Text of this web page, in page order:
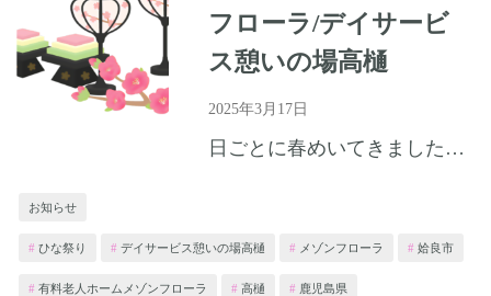
フローラ/デイサービ
ス憩いの場高樋
2025年3月17日
日ごとに春めいてきましたね。皆様、いかがお過ごしでしょうか？ ホームでは入居者さまと一緒にお雛様
お知らせ
ひな祭り デイサービス憩いの場高樋 メゾンフローラ 姶良市
有料老人ホームメゾンフローラ 高樋 鹿児島県